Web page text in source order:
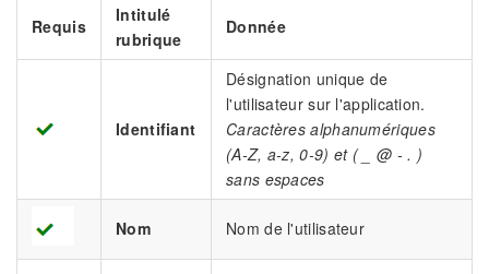
Requis
Intitulé
rubrique
Donnée
Identifiant
Désignation unique de
l'utilisateur sur l'application.
Caractères alphanumériques
(A-Z, a-z, 0-9) et ( _ @ - . )
sans espaces
Nom Nom de l'utilisateur